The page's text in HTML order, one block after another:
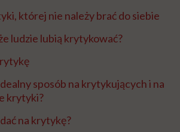
której nie należy brać do siebie
ludzie lubią krytykować?
sposób na krytykujących i na
krytyki?
na krytykę?